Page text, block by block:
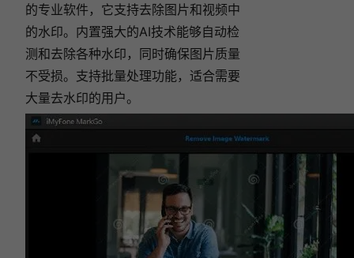
的专业软件，它支持去除图片和视频中
的水印。内置强大的AI技术能够自动检
测和去除各种水印，同时确保图片质量
不受损。支持批量处理功能，适合需要
大量去水印的用户。